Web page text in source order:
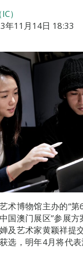
）
年11月14日 18:33
术博物馆主办的“
澳门展区”参展方
及艺术家黄颖祥提
选，明年4月将代